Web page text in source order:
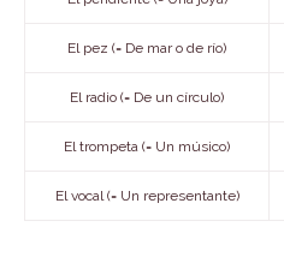
El pez (= De mar o de río)
El radio (= De un círculo)
El trompeta (= Un músico)
El vocal (= Un representante)